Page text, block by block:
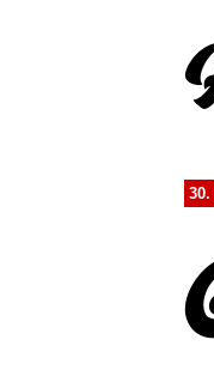
30.